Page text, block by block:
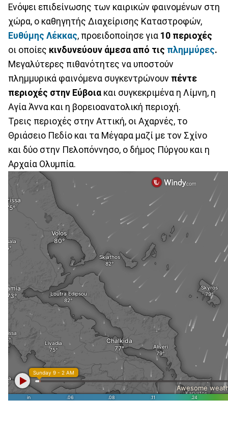
Ενόψει επιδείνωσης των καιρικών φαινομένων στη
χώρα, ο καθηγητής Διαχείρισης Καταστροφών,
Ευθύμης Λέκκας, προειδοποίησε για 10 περιοχές
οι οποίες κινδυνεύουν άμεσα από τις πλημμύρες.
Μεγαλύτερες πιθανότητες να υποστούν
πλημμυρικά φαινόμενα συγκεντρώνουν πέντε
περιοχές στην Εύβοια και συγκεκριμένα η Λίμνη, η
Αγία Άννα και η βορειοανατολική περιοχή.
Τρεις περιοχές στην Αττική, οι Αχαρνές, το
Θριάσειο Πεδίο και τα Μέγαρα μαζί με τον Σχίνο
και δύο στην Πελοπόννησο, ο δήμος Πύργου και η
Αρχαία Ολυμπία.